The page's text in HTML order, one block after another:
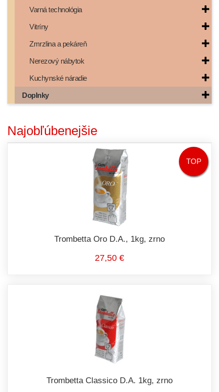
Varná technológia
Vitríny
Zmrzlina a pekáreň
Nerezový nábytok
Kuchynské náradie
Doplnky
Najobľúbenejšie
TOP
Trombetta Oro D.A., 1kg, zrno
27,50 €
Trombetta Classico D.A. 1kg, zrno